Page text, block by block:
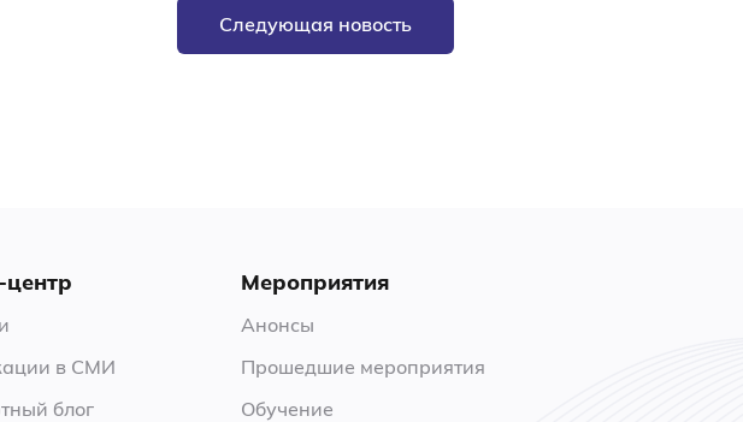
Следующая новость
центр
в СМИ
блог
Мероприятия
Анонсы
Прошедшие мероприятия
Обучение